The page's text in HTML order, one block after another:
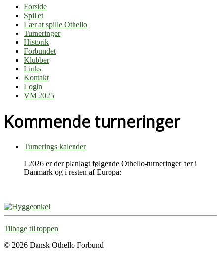
Forside
Spillet
Lær at spille Othello
Turneringer
Historik
Forbundet
Klubber
Links
Kontakt
Login
VM 2025
Kommende turneringer
Turnerings kalender
I 2026 er der planlagt følgende Othello-turneringer her i
Danmark og i resten af Europa:
Tilbage til toppen
© 2026 Dansk Othello Forbund